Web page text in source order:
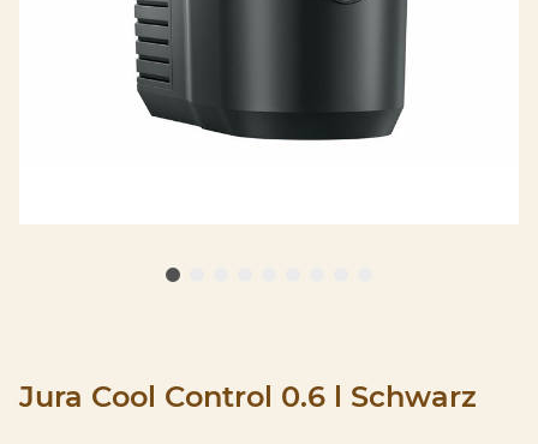
Jura Cool Control 0.6 l Schwarz